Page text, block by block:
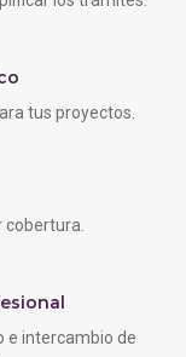
tus proyectos.
e intercambio de